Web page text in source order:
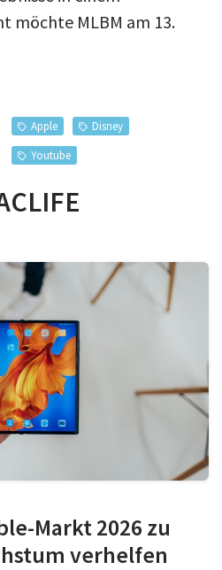
möchte MLBM am 13.
Apple
Disney
Youtube
Markt 2026 zu
verhelfen